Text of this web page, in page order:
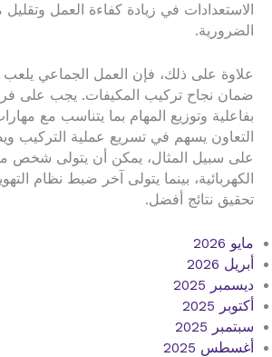
الاستعدادات في زيادة كفاءة العمل
الضرورية.
علاوة على ذلك، فإن العمل الجماعي يلعب
ضمان نجاح تركيب المكيفات. يجب على
بفاعلية وتوزيع المهام بما يتناسب مع
التعاون يسهم في تسريع عملية التركيب
على سبيل المثال، يمكن أن يتولى شخص
الكهربائية، بينما يتولى آخر ضبط نظام
تحقيق نتائج أفضل.
مايو 2026
أبريل 2026
ديسمبر 2025
أكتوبر 2025
سبتمبر 2025
أغسطس 2025